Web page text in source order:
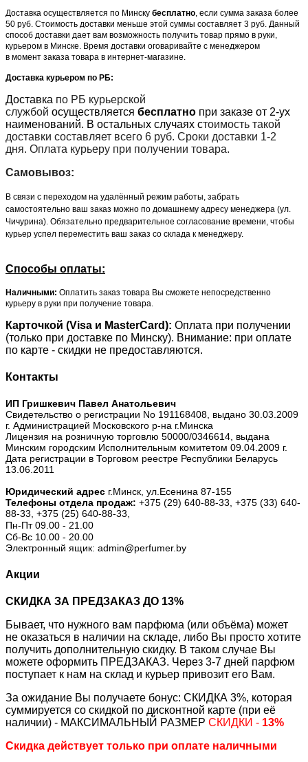
Доставка осуществляется по Минску бесплатно , если сумма заказа более
50 руб. Стоимость доставки меньше этой суммы составляет 3 руб. Данный
способ доставки дает вам возможность получить товар прямо в руки,
курьером в Минске. Время доставки оговаривайте с менеджером
в момент заказа товара в интернет-магазине.
Доставка курьером по РБ:
Доставка по РБ курьерской
службой осуществляется бесплатно при заказе от 2-ух
наименований. В остальных случаях стоимость такой
доставки составляет всего 6 руб. Сроки доставки 1-2
дня. Оплата курьеру при получении товара.
Самовывоз:
В связи с переходом на удалённый режим работы, забрать
самостоятельно ваш заказ можно по домашнему адресу менеджера (ул.
Чичурина). Обязательно предварительное согласование времени, чтобы
курьер успел переместить ваш заказ со склада к менеджеру.
Способы оплаты:
Наличными: Оплатить заказ товара Вы сможете непосредственно
курьеру в руки при получение товара.
Карточкой (Visa и MasterCard): Оплата при получении
(только при доставке по Минску). Внимание: при оплате
по карте - скидки не предоставляются.
Контакты
ИП Гришкевич Павел Анатольевич
Свидетельство о регистрации No 191168408, выдано 30.03.2009
г. Администрацией Московского р-на г.Минска
Лицензия на розничную торговлю 50000/0346614, выдана
Минским городским Исполнительным комитетом 09.04.2009 г.
Дата регистрации в Торговом реестре Республики Беларусь
13.06.2011
Юридический адрес г.Минск, ул.Есенина 87-155
Телефоны отдела продаж: +375 (29) 640-88-33, +375 (33) 640-
88-33, +375 (25) 640-88-33,
Пн-Пт 09.00 - 21.00
Сб-Вс 10.00 - 20.00
Электронный ящик: admin@perfumer.by
Акции
СКИДКА ЗА ПРЕДЗАКАЗ ДО 13%
Бывает, что нужного вам парфюма (или объёма) может
не оказаться в наличии на складе, либо Вы просто хотите
получить дополнительную скидку. В таком случае Вы
можете оформить ПРЕДЗАКАЗ. Через 3-7 дней парфюм
поступает к нам на склад и курьер привозит его Вам.
За ожидание Вы получаете бонус: СКИДКА 3%, которая
суммируется со скидкой по дисконтной карте (при её
наличии) - МАКСИМАЛЬНЫЙ РАЗМЕР СКИДКИ - 13%
Скидка действует только при оплате наличными